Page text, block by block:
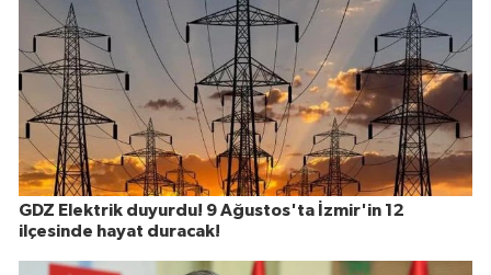
GDZ Elektrik duyurdu! 9 Ağustos'ta İzmir'in 12
ilçesinde hayat duracak!